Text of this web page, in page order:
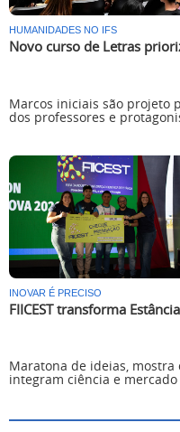
HUMANIDADES NO IFS
Novo curso de Letras
Marcos iniciais são projeto
dos professores e
INOVAR É PRECISO
FIICEST transforma
Maratona de ideias,
integram ciência e